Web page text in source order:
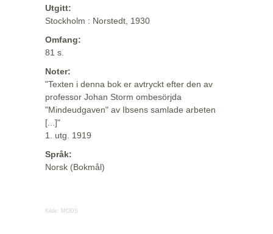
Utgitt:
Stockholm : Norstedt, 1930
Omfang:
81 s.
Noter:
"Texten i denna bok er avtryckt efter den av
professor Johan Storm ombesörjda
"Mindeudgaven" av Ibsens samlade arbeten
[...]"
1. utg. 1919
Språk:
Norsk (Bokmål)
Kilde: MODS